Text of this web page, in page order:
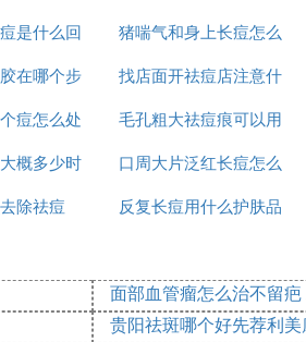
妆产品，还要使用洁面乳进行
使没有阳光，紫外线也还是无处
老化的有力武器。要记住每隔
哪个好
是什么回
猪喘气和身上长痘怎么
治疗
在哪个步
用
找店面开祛痘店注意什
么
痘怎么处
毛孔粗大祛痘痕可以用
什么
概多少时
次
口周大片泛红长痘怎么
办
除祛痘
反复长痘用什么护肤品
面部血管瘤怎么治不留疤
贵阳祛斑哪个好先荐利美